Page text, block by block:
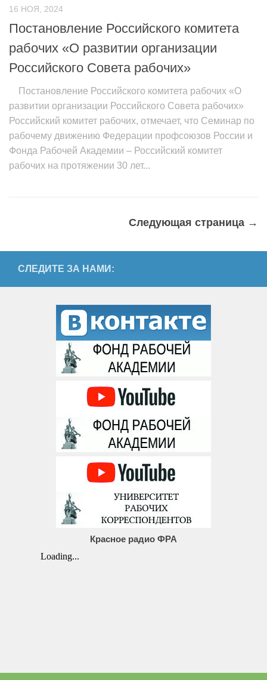
16 НОЯ, 2024
Постановление Российского комитета
рабочих «О развитии организации
Российского Совета рабочих»
Постановление Российского комитета рабочих «О
развитии организации Российского Совета рабочих»
Российский комитет рабочих, отмечает, что Семинар по
рабочему движению Федерации профсоюзов России и
Фонда Рабочей Академии – Российский комитет
рабочих на протяжении 30 лет...
Следующая страница →
СЛЕДИТЕ ЗА НАМИ:
Красное радио ФРА